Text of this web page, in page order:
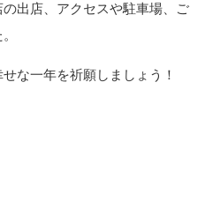
出店、アクセスや駐車場、ご
な一年を祈願しましょう！